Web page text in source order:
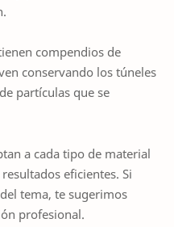
compendios de
conservando los túneles
partículas que se
a cada tipo de material
eficientes. Si
tema, te sugerimos
profesional.